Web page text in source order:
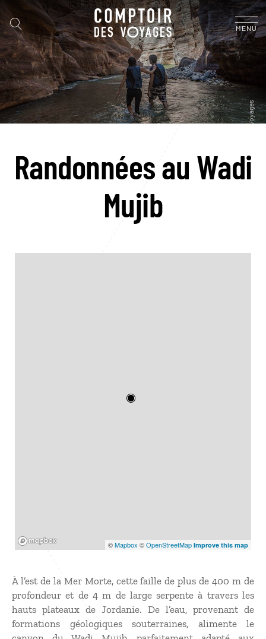
MENU
Randonnées au Wadi
Mujib
©Mapbox ©OpenStreetMap Improve this map
À l’est de la Mer Morte, cette faille de plus de 400 m de
profondeur et de 4 m de large serpente à travers les
hauts plateaux de Jordanie. De l’eau, provenant de
formations géologiques souterraines, alimente le